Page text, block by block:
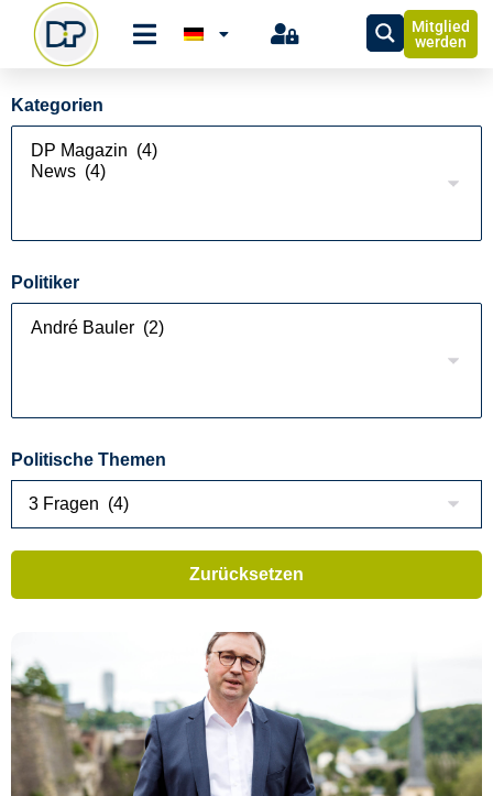
Mitglied
werden
Kategorien
Politiker
Politische Themen